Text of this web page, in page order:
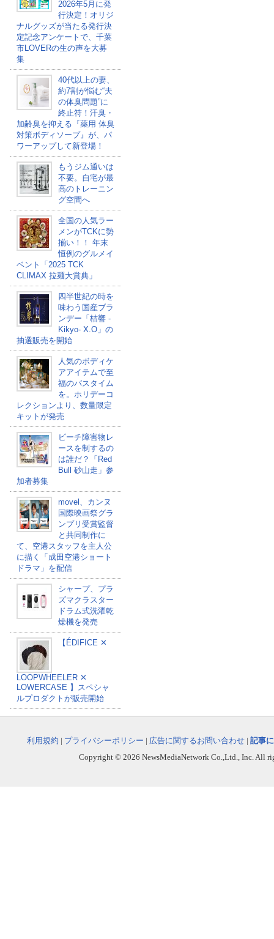
2026年5月に発
行決定！オリジ
ナルグッズが当たる発行決
定記念アンケートで、千葉
市LOVERの生の声を大募
集
40代以上の妻、
約7割が悩む“夫
の体臭問題”に
終止符！汗臭・
加齢臭を抑える『薬用 体臭
対策ボディソープ』が、パ
ワーアップして新登場！
もうジム通いは
不要。自宅が最
高のトレーニン
グ空間へ
全国の人気ラー
メンがTCKに勢
揃い！！ 年末
恒例のグルメイ
ベント「2025 TCK
CLIMAX 拉麺大賞典」
四半世紀の時を
味わう国産ブラ
ンデー「桔響 -
Kikyo- X.O」の
抽選販売を開始
人気のボディケ
アアイテムで至
福のバスタイム
を。ホリデーコ
レクションより、数量限定
キットが発売
ビーチ障害物レ
ースを制するの
は誰だ？「Red
Bull 砂山走」参
加者募集
movel、カンヌ
国際映画祭グラ
ンプリ受賞監督
と共同制作に
て、空港スタッフを主人公
に描く「成田空港ショート
ドラマ」を配信
シャープ、プラ
ズマクラスター
ドラム式洗濯乾
燥機を発売
【ÉDIFICE ✕
LOOPWHEELER ✕
LOWERCASE 】スペシャ
ルプロダクトが販売開始
利用規約 | プライバシーポリシー | 広告に関するお問い合わせ | 記事
Copyright © 2026 NewsMediaNetwork Co.,Ltd., Inc. All